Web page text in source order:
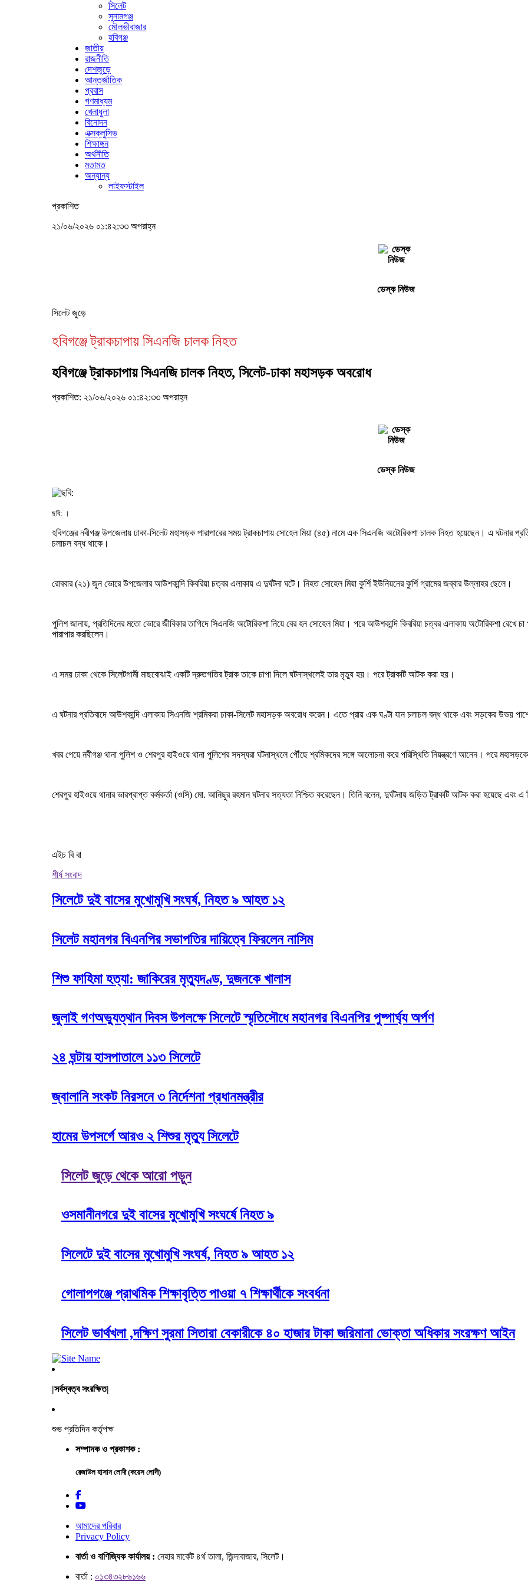
সিলেট
সুনামগঞ্জ
মৌলভীবাজার
হবিগঞ্জ
জাতীয়
রাজনীতি
দেশজুড়ে
আন্তর্জাতিক
প্রবাস
গণমাধ্যম
খেলাধুলা
বিনোদন
এক্সক্লুসিভ
শিক্ষাঙ্গন
অর্থনীতি
মতামত
অন্যান্য
লাইফস্টাইল
প্রকাশিত
২১/০৬/২০২৬ ০১:৪২:৩৩ অপরাহ্ন
ডেস্ক নিউজ
সিলেট জুড়ে
হবিগঞ্জে ট্রাকচাপায় সিএনজি চালক নিহত
হবিগঞ্জে ট্রাকচাপায় সিএনজি চালক নিহত, সিলেট-ঢাকা মহাসড়ক অবরোধ
প্রকাশিত: ২১/০৬/২০২৬ ০১:৪২:৩৩ অপরাহ্ন
ডেস্ক নিউজ
ছবি: ।
হবিগঞ্জের নবীগঞ্জ উপজেলায় ঢাকা-সিলেট মহাসড়ক পারাপারের সময় ট্রাকচাপায় সোহেল মিয়া (৪৫) নামে এক সিএনজি অটোরিকশা চালক নিহত হয়েছেন। এ ঘটনার
চলাচল বন্ধ থাকে।
রোববার (২১) জুন ভোরে উপজেলার আউশকান্দি কিবরিয়া চত্বর এলাকায় এ দুর্ঘটনা ঘটে। নিহত সোহেল মিয়া কুর্শি ইউনিয়নের কুর্শি গ্রামের জব্বার উল্লাহর ছেলে।
পুলিশ জানায়, প্রতিদিনের মতো ভোরে জীবিকার তাগিদে সিএনজি অটোরিকশা নিয়ে বের হন সোহেল মিয়া। পরে আউশকান্দি কিবরিয়া চত্বর এলাকায় অটোরিকশা রেখে
পারাপার করছিলেন।
এ সময় ঢাকা থেকে সিলেটগামী মাছবোঝাই একটি দ্রুতগতির ট্রাক তাকে চাপা দিলে ঘটনাস্থলেই তার মৃত্যু হয়। পরে ট্রাকটি আটক করা হয়।
এ ঘটনার প্রতিবাদে আউশকান্দি এলাকায় সিএনজি শ্রমিকরা ঢাকা-সিলেট মহাসড়ক অবরোধ করেন। এতে প্রায় এক ঘণ্টা যান চলাচল বন্ধ থাকে এবং সড়কের উভয় পাশে
খবর পেয়ে নবীগঞ্জ থানা পুলিশ ও শেরপুর হাইওয়ে থানা পুলিশের সদস্যরা ঘটনাস্থলে পৌঁছে শ্রমিকদের সঙ্গে আলোচনা করে পরিস্থিতি নিয়ন্ত্রণে আনেন। পরে
শেরপুর হাইওয়ে থানার ভারপ্রাপ্ত কর্মকর্তা (ওসি) মো. আনিছুর রহমান ঘটনার সত্যতা নিশ্চিত করেছেন। তিনি বলেন, দুর্ঘটনায় জড়িত ট্রাকটি আটক করা হয়েছে
এইচ বি বা
শীর্ষ সংবাদ
সিলেটে দুই বাসের মুখোমুখি সংঘর্ষ, নিহত ৯ আহত ১২
সিলেট মহানগর বিএনপির সভাপতির দায়িত্বে ফিরলেন নাসিম
শিশু ফাহিমা হত্যা: জাকিরের মৃত্যুদণ্ড, দুজনকে খালাস
জুলাই গণঅভ্যুত্থান দিবস উপলক্ষে সিলেটে স্মৃতিসৌধে মহানগর বিএনপির পুষ্পার্ঘ্য অর্পণ
২৪ ঘন্টায় হাসপাতালে ১১৩ সিলেটে
জ্বালানি সংকট নিরসনে ৩ নির্দেশনা প্রধানমন্ত্রীর
হামের উপসর্গে আরও ২ শিশুর মৃত্যু সিলেটে
সিলেট জুড়ে থেকে আরো পড়ুন
ওসমানীনগরে দুই বাসের মুখোমুখি সংঘর্ষে নিহত ৯
সিলেটে দুই বাসের মুখোমুখি সংঘর্ষ, নিহত ৯ আহত ১২
গোলাপগঞ্জে প্রাথমিক শিক্ষাবৃত্তি পাওয়া ৭ শিক্ষার্থীকে সংবর্ধনা
সিলেট ভার্থখলা ,দক্ষিণ সুরমা সিতারা বেকারীকে ৪০ হাজার টাকা জরিমানা ভোক্তা অধিকার সংরক্ষণ আইন
|সর্বস্বত্ব সংরক্ষিত|
শুভ প্রতিদিন কর্তৃপক্ষ
সম্পাদক ও প্রকাশক :
রেজাউল হাসান লোদী (কয়েস লোদী)
আমাদের পরিবার
Privacy Policy
বার্তা ও বাণিজ্যিক কার্যালয় : নেহার মার্কেট ৪র্থ তালা, জিন্দাবাজার, সিলেট।
বার্তা : ০১৩৪৩২৮৬১৬৬